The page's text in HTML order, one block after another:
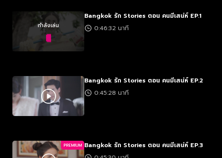
กำลังเล่น
Bangkok รัก Stories ตอน คนมีเสน่ห์ EP.1
0:46:32 นาที
Bangkok รัก Stories ตอน คนมีเสน่ห์ EP.2
0:45:28 นาที
PREMIUM Bangkok รัก Stories ตอน คนมีเสน่ห์ EP.3